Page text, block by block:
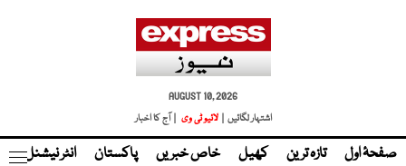
AUGUST 10, 2026
اشتہار لگائیں |
لائیو ٹی وی | آج کا اخبار
صفحۂ اول تازہ ترین کھیل خاص خبریں پاکستان انٹر نیشنل